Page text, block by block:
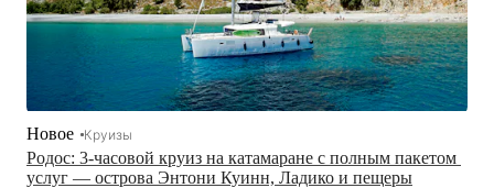
Родос: 3-часовой круиз на катамаране с полным пакетом
услуг — острова Энтони Куинн, Ладико и пещеры
Новое Круизы